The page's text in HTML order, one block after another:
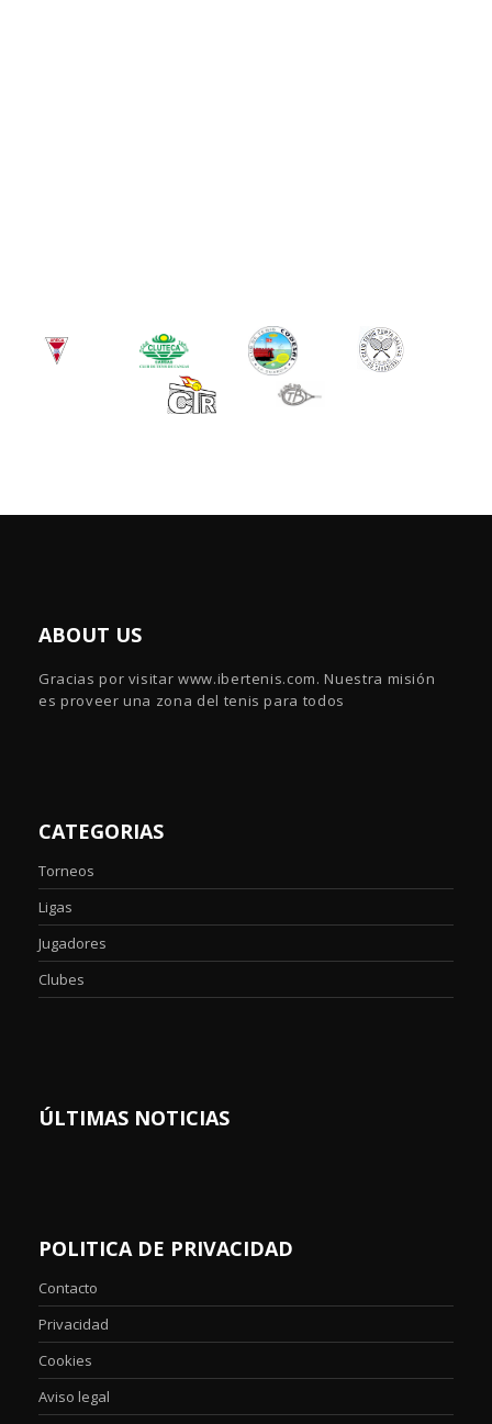
ABOUT US
Gracias por visitar www.ibertenis.com. Nuestra misión
es proveer una zona del tenis para todos
CATEGORIAS
Torneos
Ligas
Jugadores
Clubes
ÚLTIMAS NOTICIAS
POLITICA DE PRIVACIDAD
Contacto
Privacidad
Cookies
Aviso legal